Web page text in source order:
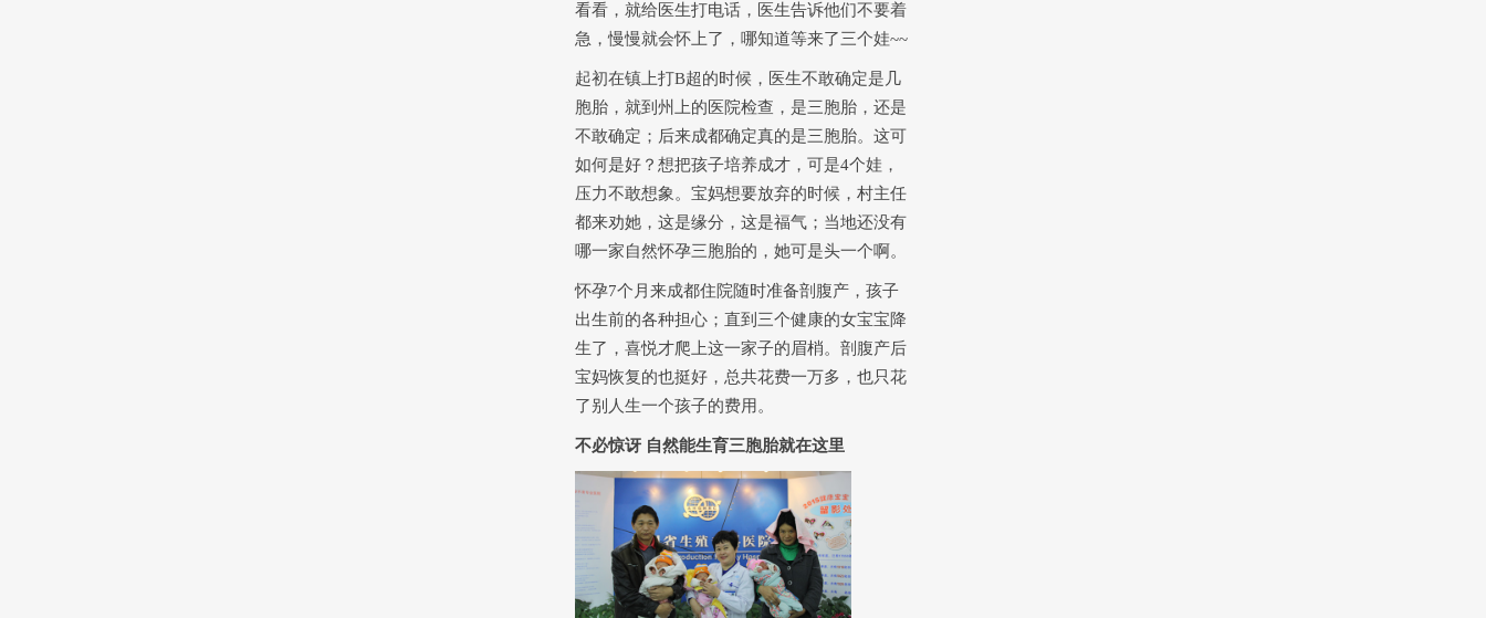
看看，就给医生打电话，医生告诉他们不要着
急，慢慢就会怀上了，哪知道等来了三个娃~~
起初在镇上打B超的时候，医生不敢确定是几
胞胎，就到州上的医院检查，是三胞胎，还是
不敢确定；后来成都确定真的是三胞胎。这可
如何是好？想把孩子培养成才，可是4个娃，
压力不敢想象。宝妈想要放弃的时候，村主任
都来劝她，这是缘分，这是福气；当地还没有
哪一家自然怀孕三胞胎的，她可是头一个啊。
怀孕7个月来成都住院随时准备剖腹产，孩子
出生前的各种担心；直到三个健康的女宝宝降
生了，喜悦才爬上这一家子的眉梢。剖腹产后
宝妈恢复的也挺好，总共花费一万多，也只花
了别人生一个孩子的费用。
不必惊讶 自然能生育三胞胎就在这里